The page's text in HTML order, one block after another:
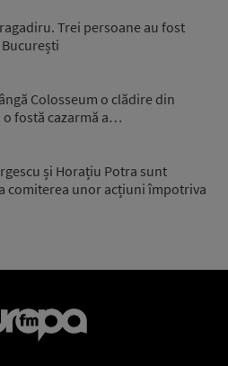
Trei persoane au fost
Colosseum o clădire din
o fostă cazarmă a…
și Horațiu Potra sunt
comiterea unor acțiuni împotriva